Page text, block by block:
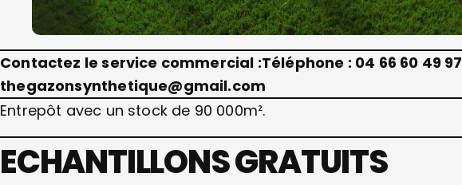
Contactez le service commercial :Téléphone : 04 66 60 49 97
thegazonsynthetique@gmail.com
Entrepôt avec un stock de 90 000m².
ECHANTILLONS GRATUITS